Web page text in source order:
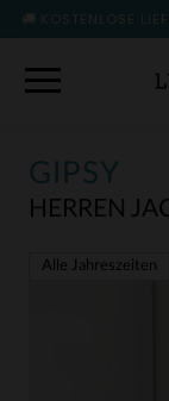
KOSTENLOSE
GIPSY
HERREN
Alle Jahreszeiten